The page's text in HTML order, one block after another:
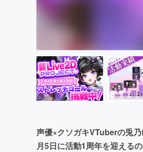
声優×クソガキVTuberの兎
月5日に活動1周年を迎える